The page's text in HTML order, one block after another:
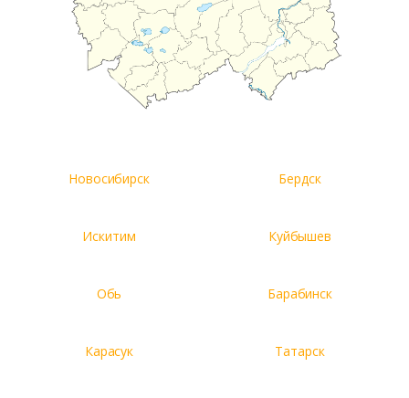
Новосибирск Бердск
Искитим Куйбышев
Обь Барабинск
Карасук Татарск